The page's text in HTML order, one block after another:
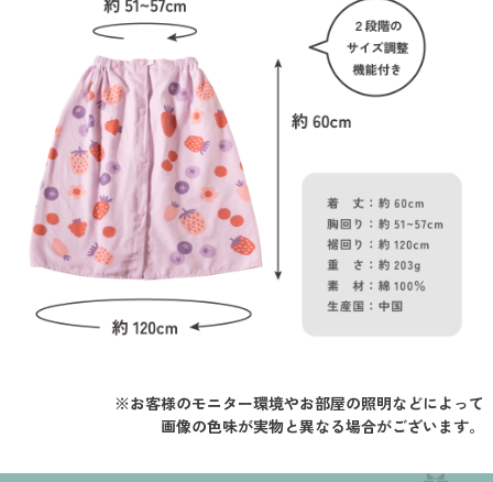
※お客様のモニター環境やお部屋の照明などによって
画像の色味が実物と異なる場合がございます。